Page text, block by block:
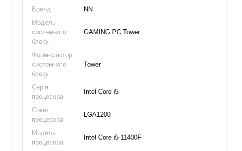
Бренд
NN
Модель
системного
блоку
GAMING PC Tower
Форм-фактор
системного
блоку
Tower
Серія
процесора
Intel Core i5
Сокет
процесора
LGA1200
Модель
процесора
Intel Core i5-11400F